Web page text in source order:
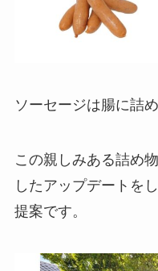
ソーセージは腸に詰
この親しみある詰め
したアップデートを
提案です。